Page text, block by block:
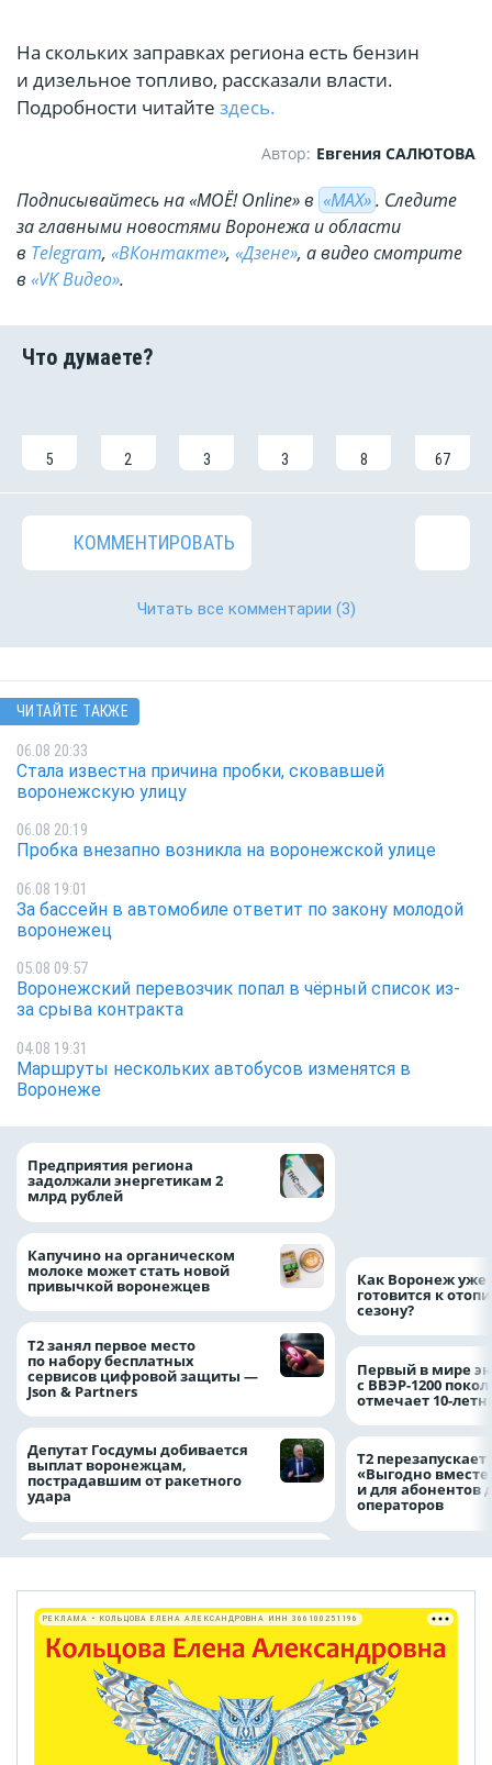
На скольких заправках региона есть бензин
и дизельное топливо, рассказали власти.
Подробности читайте здесь.
Автор: Евгения САЛЮТОВА
Подписывайтесь на «МОЁ! Online» в «МАХ». Cледите
за главными новостями Воронежа и области
в Telegram, «ВКонтакте», «Дзене», а видео смотрите
в «VK Видео».
5 2 3 3 8 67
КОММЕНТИРОВАТЬ
Читать все комментарии (3)
ЧИТАЙТЕ ТАКЖЕ
06.08 20:33
Стала известна причина пробки, сковавшей
воронежскую улицу
06.08 20:19
Пробка внезапно возникла на воронежской улице
06.08 19:01
За бассейн в автомобиле ответит по закону молодой
воронежец
05.08 09:57
Воронежский перевозчик попал в чёрный список из-
за срыва контракта
04.08 19:31
Маршруты нескольких автобусов изменятся в
Воронеже
Предприятия региона
задолжали энергетикам 2
млрд рублей
Капучино на органическом
молоке может стать новой
привычкой воронежцев
Т2 занял первое место
по набору бесплатных
сервисов цифровой защиты —
Json & Partners
Депутат Госдумы добивается
выплат воронежцам,
пострадавшим от ракетного
удара
Как Воронеж уже
готовится к
сезону?
Первый в мире
с ВВЭР-1200
отмечает 10-
Т2
«Выгодно
и для абонентов
операторов
РЕКЛАМА • КОЛЬЦОВА ЕЛЕНА АЛЕКСАНДРОВНА ИНН 366100251196